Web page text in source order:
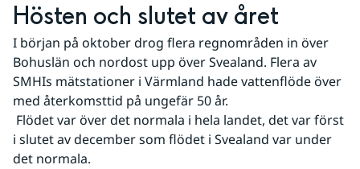
Hösten och slutet av året
I början på oktober drog flera regnområden in över
Bohuslän och nordost upp över Svealand. Flera av
SMHIs mätstationer i Värmland hade vattenflöde över
med återkomsttid på ungefär 50 år.
i slutet av december som flödet i Svealand var under
det normala.